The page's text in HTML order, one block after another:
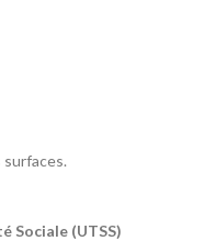
surfaces.
Sociale (UTSS)